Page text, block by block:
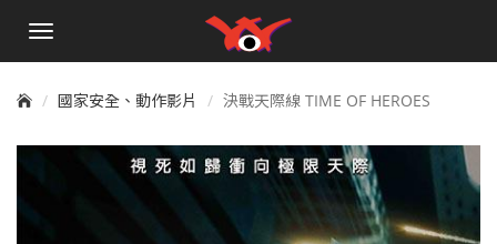
手
單
國家安全、動作影片 決戰天際線 TIME OF HEROES